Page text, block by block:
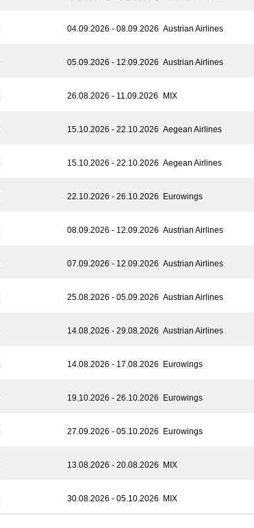
04.09.2026 - 08.09.2026 Austrian Airlines
05.09.2026 - 12.09.2026 Austrian Airlines
26.08.2026 - 11.09.2026 MIX
15.10.2026 - 22.10.2026 Aegean Airlines
15.10.2026 - 22.10.2026 Aegean Airlines
22.10.2026 - 26.10.2026 Eurowings
08.09.2026 - 12.09.2026 Austrian Airlines
07.09.2026 - 12.09.2026 Austrian Airlines
25.08.2026 - 05.09.2026 Austrian Airlines
14.08.2026 - 29.08.2026 Austrian Airlines
14.08.2026 - 17.08.2026 Eurowings
19.10.2026 - 26.10.2026 Eurowings
27.09.2026 - 05.10.2026 Eurowings
13.08.2026 - 20.08.2026 MIX
30.08.2026 - 05.10.2026 MIX